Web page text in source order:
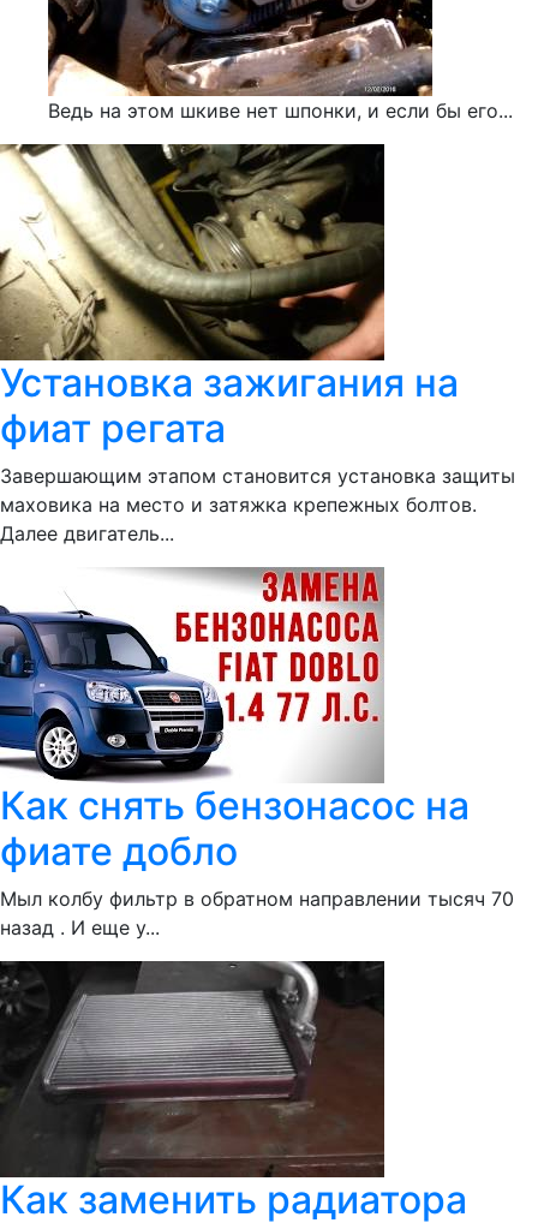
Ведь на этом шкиве нет шпонки, и если бы его...
Установка зажигания на
фиат регата
Завершающим этапом становится установка защиты
маховика на место и затяжка крепежных болтов.
Далее двигатель...
Как снять бензонасос на
фиате добло
Мыл колбу фильтр в обратном направлении тысяч 70
назад . И еще у...
Как заменить радиатора